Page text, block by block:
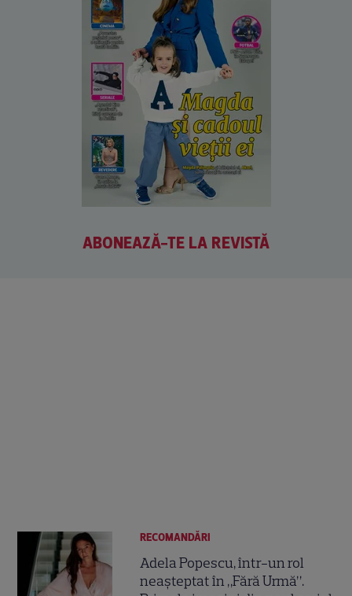
ABONEAZĂ-TE LA REVISTĂ
RECOMANDĂRI
Adela Popescu, într-un rol
neașteptat în „Fără Urmă”.